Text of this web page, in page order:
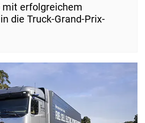
mit erfolgreichem
die Truck-Grand-Prix-